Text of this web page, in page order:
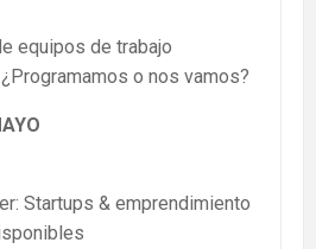
equipos de trabajo
o nos vamos?
Startups & emprendimiento